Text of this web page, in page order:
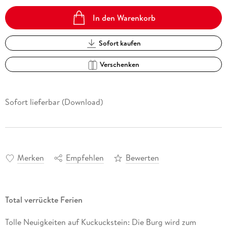
In den Warenkorb
Sofort kaufen
Verschenken
Sofort lieferbar (Download)
Merken Empfehlen Bewerten
Total verrückte Ferien
Tolle Neuigkeiten auf Kuckuckstein: Die Burg wird zum